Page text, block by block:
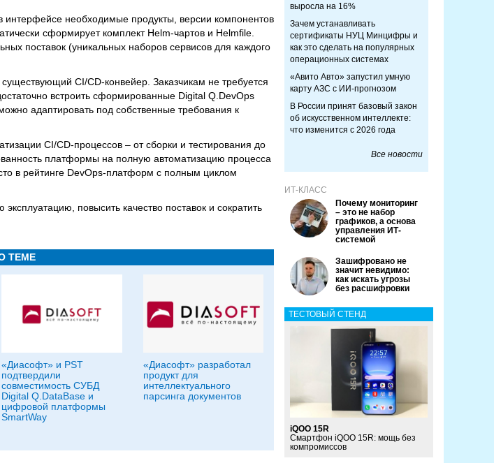
интерфейсе необходимые продукты, версии компонентов
сформирует комплект Helm-чартов и Helmfile.
поставок (уникальных наборов сервисов для каждого
CI/CD-конвейер. Заказчикам не требуется
встроить сформированные Digital Q.DevOps
адаптировать под собственные требования к
CI/CD-процессов – от сборки и тестирования до
платформы на полную автоматизацию процесса
в рейтинге DevOps-платформ с полным циклом
повысить качество поставок и сократить
ТЕМЕ
«Диасофт» и PST
подтвердили
совместимость СУБД
Digital Q.DataBase и
цифровой платформы
SmartWay
«Диасофт» разработал
продукт для
интеллектуального
парсинга документов
выросла на 16%
Зачем устанавливать
сертификаты НУЦ Минцифры и
как это сделать на популярных
операционных системах
«Авито Авто» запустил умную
карту АЗС с ИИ-прогнозом
В России принят базовый закон
об искусственном интеллекте:
что изменится с 2026 года
Все новости
ИТ-КЛАСС
Почему мониторинг
– это не набор
графиков, а основа
управления ИТ-
системой
Зашифровано не
значит невидимо:
как искать угрозы
без расшифровки
ТЕСТОВЫЙ СТЕНД
iQOO 15R
Смартфон iQOO 15R: мощь без
компромиссов